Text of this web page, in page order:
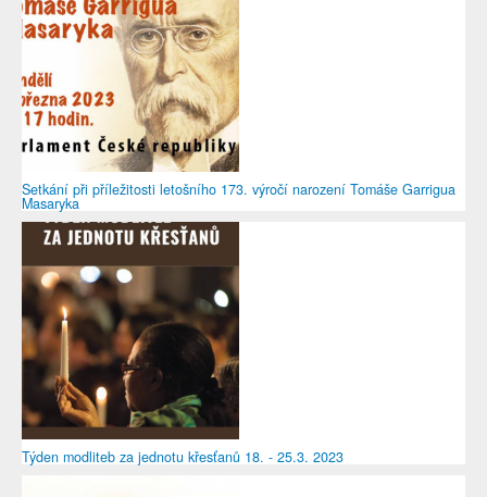
Setkání při příležitosti letošního 173. výročí narození Tomáše Garrigua
Masaryka
Týden modliteb za jednotu křesťanů 18. - 25.3. 2023